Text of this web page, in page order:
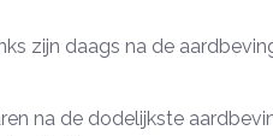
zijn daags na de
na de dodelijkste